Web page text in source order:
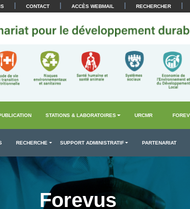
| CONTACT | ACCÈS WEBMAIL | RECHERCHER |
STATIONS & LABORATOIRES URCMR
RECHERCHE SUPPORT ADMINISTRATIF PARTENARIAT
Forevus